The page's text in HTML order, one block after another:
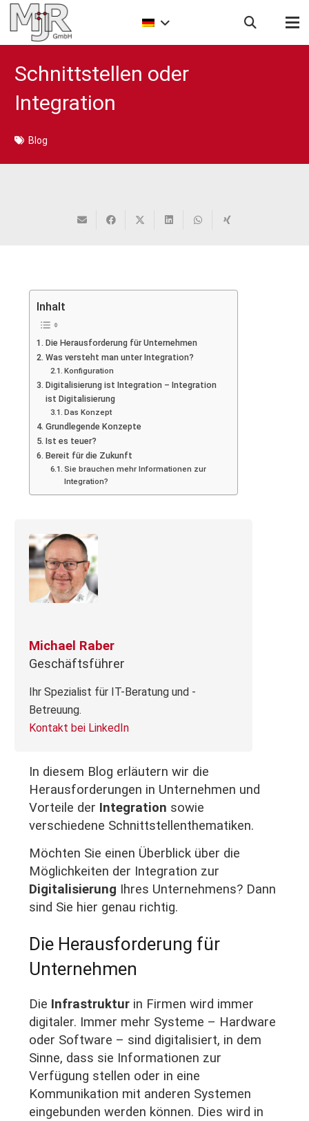
Schnittstellen oder
Integration
Blog
Inhalt
Die Herausforderung für Unternehmen
Was versteht man unter Integration?
Konfiguration
Digitalisierung ist Integration – Integration
ist Digitalisierung
Das Konzept
Grundlegende Konzepte
Ist es teuer?
Bereit für die Zukunft
Sie brauchen mehr Informationen zur
Integration?
Michael Raber
Geschäftsführer
Ihr Spezialist für IT-Beratung und -
Betreuung.
Kontakt bei LinkedIn
In diesem Blog erläutern wir die
Herausforderungen in Unternehmen und
Vorteile der Integration sowie
verschiedene Schnittstellenthematiken.
Möchten Sie einen Überblick über die
Möglichkeiten der Integration zur
Digitalisierung Ihres Unternehmens? Dann
sind Sie hier genau richtig.
Die Herausforderung für
Unternehmen
Die Infrastruktur in Firmen wird immer
digitaler. Immer mehr Systeme – Hardware
oder Software – sind digitalisiert, in dem
Sinne, dass sie Informationen zur
Verfügung stellen oder in eine
Kommunikation mit anderen Systemen
eingebunden werden können. Dies wird in